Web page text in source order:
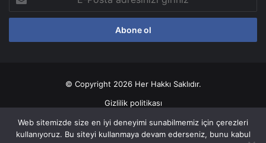
Posta
adresinizi
© Copyright 2026 Her Hakkı Saklıdır.
Gizlilik politikası
Facebook
X YouTubeInstagram
Web sitemizde size en iyi deneyimi sunabilmemiz için çerezleri
kullanıyoruz. Bu siteyi kullanmaya devam ederseniz, bunu kabul